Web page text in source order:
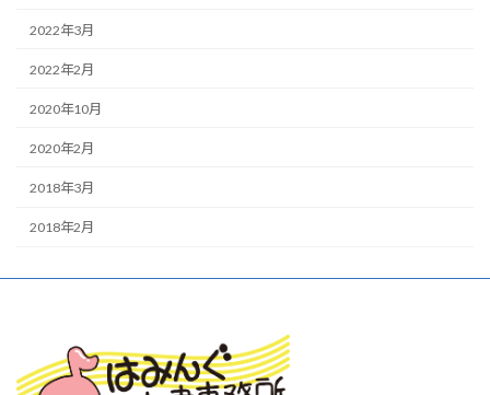
2022年3月
2022年2月
2020年10月
2020年2月
2018年3月
2018年2月